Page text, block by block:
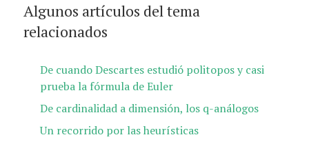
Algunos artículos del tema
relacionados
De cuando Descartes estudió politopos y casi
prueba la fórmula de Euler
De cardinalidad a dimensión, los q-análogos
Un recorrido por las heurísticas